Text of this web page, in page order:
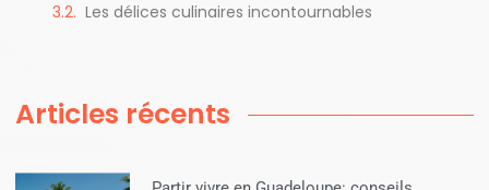
Les délices culinaires incontournables
Articles récents